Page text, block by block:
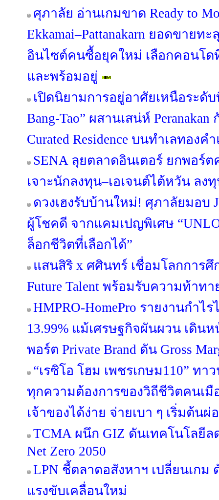
ศุภาลัย อ่านเกมขาด Ready to
Ekkamai–Pattanakarn ยอดขายท
อินไซต์คนซื้อยุคใหม่ เลือกคอนโ
และพร้อมอยู่
เปิดนิยามการอยู่อาศัยเหนือระดับ
Bang-Tao” ผสานเสน่ห์ Peranakan
Curated Residence บนทำเลทองค
SENA ลุยตลาดอินเตอร์ ยกพอร์
เจาะนักลงทุน–เอเจนต์ไต้หวัน ลง
ดวงเฮงรับบ้านใหม่! ศุภาลัยมอบ
ผู้โชคดี จากแคมเปญพิเศษ
ล็อกชีวิตที่เลือกได้”
แสนสิริ x ศศินทร์ เชื่อมโลกการศึ
Future Talent พร้อมรับความท้าท
HMPRO-HomePro รายงานกำไ
13.99% แม้เศรษฐกิจผันผวน เดิน
พอร์ต Private Brand ดัน Gross
“เรซิโอ โฮม เพชรเกษม110” ท
ทุกความต้องการของวิถีชีวิตคนเมื
เจ้าของได้ง่าย จ่ายเบา ๆ เริ่มต้น
TCMA ผนึก GIZ ดันเทคโนโลยีล
Net Zero 2050
LPN ชี้ตลาดอสังหาฯ เปลี่ยนเก
แรงขับเคลื่อนใหม่